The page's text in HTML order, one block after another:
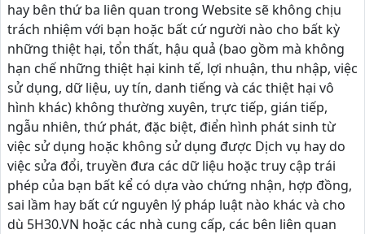
hay bên thứ ba liên quan trong Website sẽ không chịu
trách nhiệm với bạn hoặc bất cứ người nào cho bất kỳ
những thiệt hại, tổn thất, hậu quả (bao gồm mà không
hạn chế những thiệt hại kinh tế, lợi nhuận, thu nhập, việc
sử dụng, dữ liệu, uy tín, danh tiếng và các thiệt hại vô
hình khác) không thường xuyên, trực tiếp, gián tiếp,
ngẫu nhiên, thứ phát, đặc biệt, điển hình phát sinh từ
việc sử dụng hoặc không sử dụng được Dịch vụ hay do
việc sửa đổi, truyền đưa các dữ liệu hoặc truy cập trái
phép của bạn bất kể có dựa vào chứng nhận, hợp đồng,
sai lầm hay bất cứ nguyên lý pháp luật nào khác và cho
dù 5H30.VN hoặc các nhà cung cấp, các bên liên quan